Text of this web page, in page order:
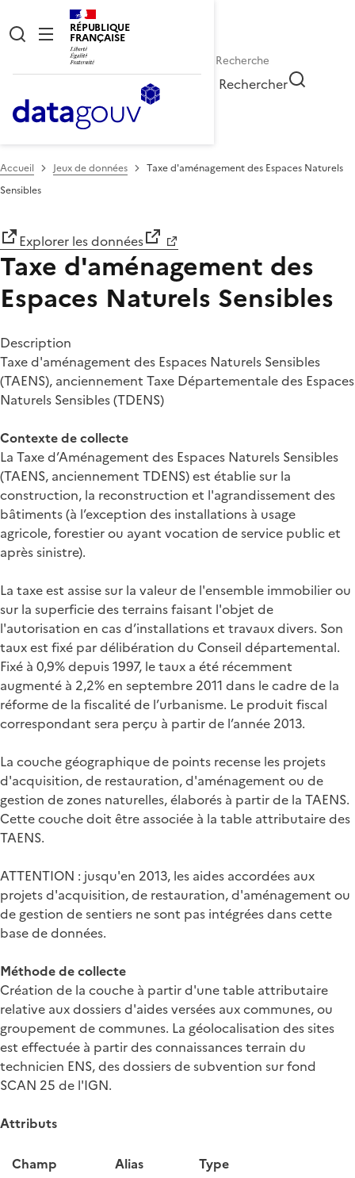
RÉPUBLIQUE
FRANÇAISE
Rechercher
Accueil Jeux de données
Taxe d'aménagement des Espaces Naturels
Sensibles
Explorer les données
Taxe d'aménagement des
Espaces Naturels Sensibles
Description
Taxe d'aménagement des Espaces Naturels Sensibles
(TAENS), anciennement Taxe Départementale des Espaces
Naturels Sensibles (TDENS)
Contexte de collecte
La Taxe d’Aménagement des Espaces Naturels Sensibles
(TAENS, anciennement TDENS) est établie sur la
construction, la reconstruction et l'agrandissement des
bâtiments (à l’exception des installations à usage
agricole, forestier ou ayant vocation de service public et
après sinistre).
La taxe est assise sur la valeur de l'ensemble immobilier ou
sur la superficie des terrains faisant l'objet de
l'autorisation en cas d’installations et travaux divers. Son
taux est fixé par délibération du Conseil départemental.
Fixé à 0,9% depuis 1997, le taux a été récemment
augmenté à 2,2% en septembre 2011 dans le cadre de la
réforme de la fiscalité de l’urbanisme. Le produit fiscal
correspondant sera perçu à partir de l’année 2013.
La couche géographique de points recense les projets
d'acquisition, de restauration, d'aménagement ou de
gestion de zones naturelles, élaborés à partir de la TAENS.
Cette couche doit être associée à la table attributaire des
TAENS.
ATTENTION : jusqu'en 2013, les aides accordées aux
projets d'acquisition, de restauration, d'aménagement ou
de gestion de sentiers ne sont pas intégrées dans cette
base de données.
Méthode de collecte
Création de la couche à partir d'une table attributaire
relative aux dossiers d'aides versées aux communes, ou
groupement de communes. La géolocalisation des sites
est effectuée à partir des connaissances terrain du
technicien ENS, des dossiers de subvention sur fond
SCAN 25 de l'IGN.
Attributs
Champ Alias Type